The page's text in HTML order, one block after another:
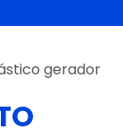
gerador